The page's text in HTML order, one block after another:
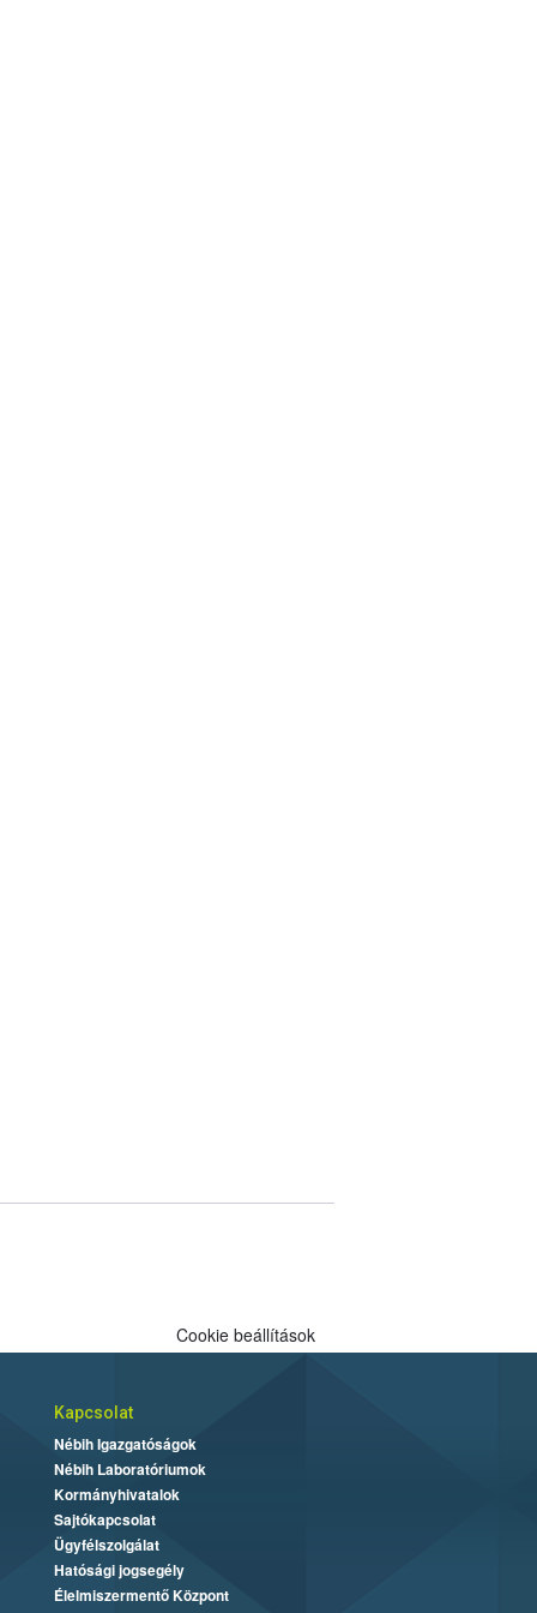
Cookie beállítások
Kapcsolat
Nébih Igazgatóságok
Nébih Laboratóriumok
Kormányhivatalok
Sajtókapcsolat
Ügyfélszolgálat
Hatósági jogsegély
Élelmiszermentő Központ